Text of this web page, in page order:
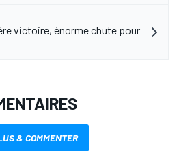
victoire, énorme chute pour
& COMMENTER